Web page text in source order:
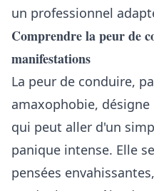
un professionnel
Comprendre la peur de
manifestations
La peur de conduire,
amaxophobie, désigne
qui peut aller d'un
panique intense. Elle
pensées